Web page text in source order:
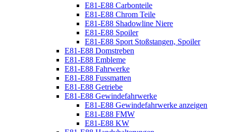
E81-E88 Carbonteile
E81-E88 Chrom Teile
E81-E88 Shadowline Niere
E81-E88 Spoiler
E81-E88 Sport Stoßstangen, Spoiler
E81-E88 Domstreben
E81-E88 Embleme
E81-E88 Fahrwerke
E81-E88 Fussmatten
E81-E88 Getriebe
E81-E88 Gewindefahrwerke
E81-E88 Gewindefahrwerke anzeigen
E81-E88 FMW
E81-E88 KW